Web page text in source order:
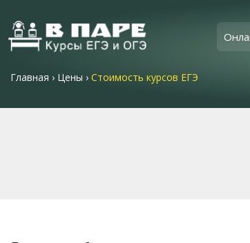
Главная › Цены › Стоимость курсов ЕГЭ